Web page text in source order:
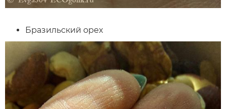
Бразильский орех